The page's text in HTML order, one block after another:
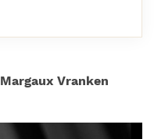
Margaux Vranken